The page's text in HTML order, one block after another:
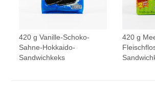
420 g Vanille-Schoko-
Sahne-Hokkaido-
Sandwichkeks
420 g